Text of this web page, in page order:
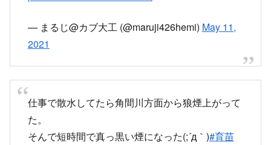
— まるじ@カブ大工 (@maruji426hemi) May 11,
2021
仕事で散水してたら角間川方面から狼煙上がって
た。
そんで短時間で真っ黒い煙になった(;´д｀)#育苗